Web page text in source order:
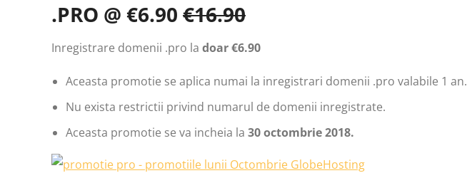
.PRO @ €6.90 €16.90
Inregistrare domenii .pro la doar €6.90
Aceasta promotie se aplica numai la inregistrari domenii .pro valabile 1 an.
Nu exista restrictii privind numarul de domenii inregistrate.
Aceasta promotie se va incheia la 30 octombrie 2018.